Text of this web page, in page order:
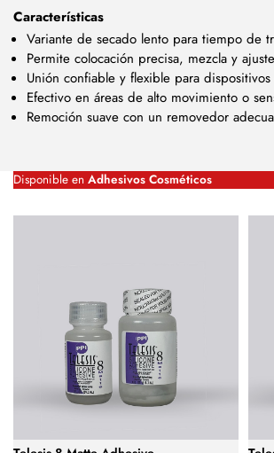
Características
Variante de secado lento para tiempo de
Permite colocación precisa, mezcla y
Unión confiable y flexible para
Efectivo en áreas de alto movimiento o
Remoción suave con un removedor
Disponible en Adhesivos Cosméticos